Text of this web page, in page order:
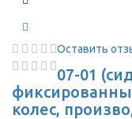
Оставить
07-01
колес,